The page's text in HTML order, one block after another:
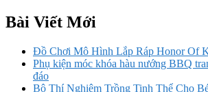
Bài Viết Mới
Đồ Chơi Mô Hình Lắp Ráp Honor Of
Phụ kiện móc khóa hàu nướng BBQ
đáo
Bộ Thí Nghiệm Trồng Tinh Thể Cho